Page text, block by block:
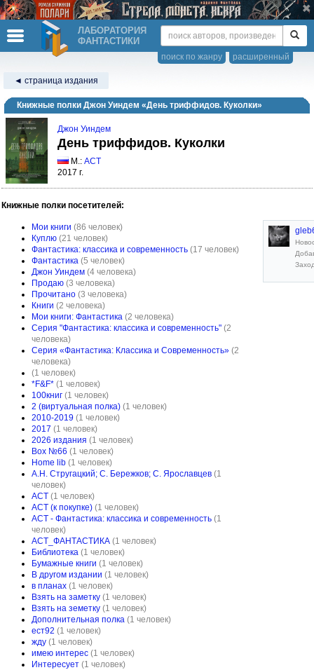
ЛАБОРАТОРИЯ
ФАНТАСТИКИ
расширенный
поиск по жанру
◄ страница издания
Книжные полки Джон Уиндем «День триффидов. Куколки»
Джон Уиндем
День триффидов. Куколки
М.: АСТ
2017 г.
Книжные полки посетителей:
Мои книги (86 человек)
Куплю (21 человек)
Фантастика: классика и современность (17 человек)
Фантастика (5 человек)
Джон Уиндем (4 человека)
Продаю (3 человека)
Прочитано (3 человека)
Книги (2 человека)
Мои книги: Фантастика (2 человека)
Серия "Фантастика: классика и современность" (2
человека)
Серия «Фантастика: Классика и Современность» (2
человека)
(1 человек)
*F&F* (1 человек)
100книг (1 человек)
2 (виртуальная полка) (1 человек)
2010-2019 (1 человек)
2017 (1 человек)
2026 издания (1 человек)
Box №66 (1 человек)
Home lib (1 человек)
А.Н. Стругацкий; С. Бережков; С. Ярославцев (1
человек)
АСТ (1 человек)
АСТ (к покупке) (1 человек)
АСТ - Фантастика: классика и современность (1
человек)
АСТ_ФАНТАСТИКА (1 человек)
Библиотека (1 человек)
Бумажные книги (1 человек)
В другом издании (1 человек)
в планах (1 человек)
Взять на заметку (1 человек)
Взять на земетку (1 человек)
Дополнительная полка (1 человек)
ест92 (1 человек)
жду (1 человек)
имею интерес (1 человек)
Интересует (1 человек)